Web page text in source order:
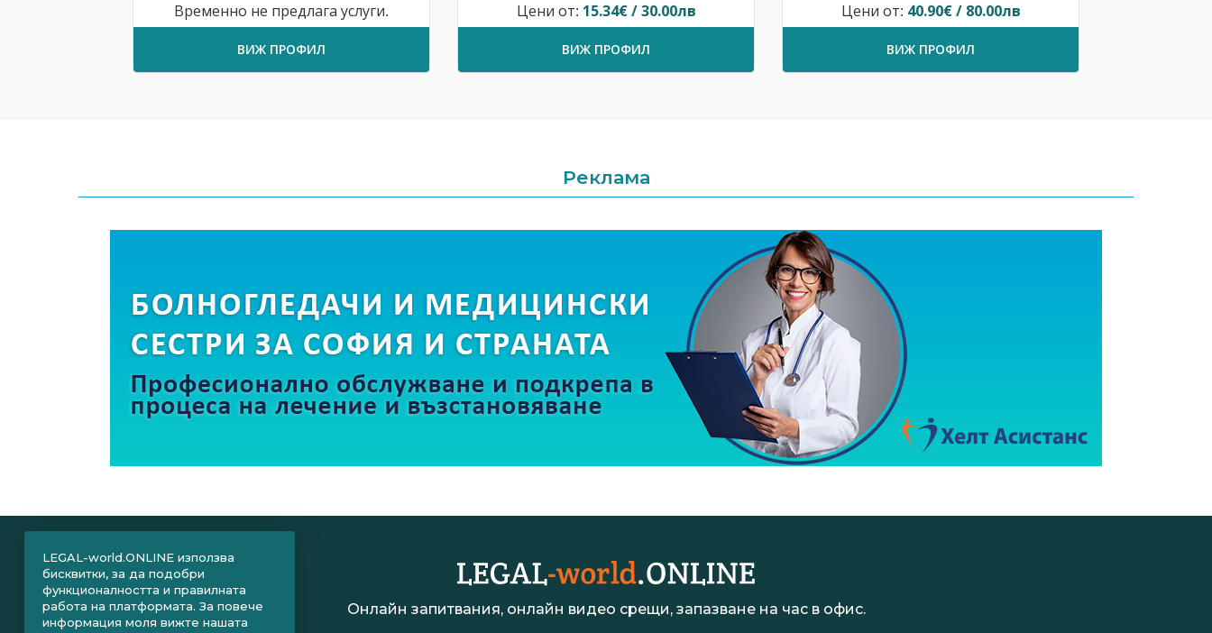
Временно не предлага услуги.
ВИЖ ПРОФИЛ
Цени от: 15.34€ / 30.00лв
ВИЖ ПРОФИЛ
Цени от: 40.90€ / 80.00лв
ВИЖ ПРОФИЛ
Реклама
Онлайн запитвания, онлайн видео срещи, запазване на час в офис.
LEGAL-world.ONLINE използва
бисквитки, за да подобри
функционалността и правилната
работа на платформата. За повече
информация моля вижте нашата